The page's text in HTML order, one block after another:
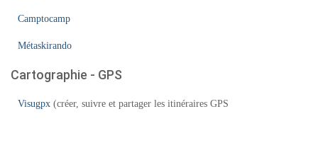
Camptocamp
Métaskirando
Cartographie - GPS
Visugpx (créer, suivre et partager les itinéraires GPS